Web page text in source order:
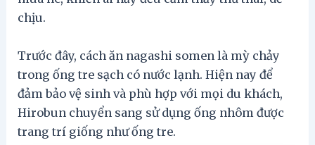
chịu.
Trước đây, cách ăn nagashi somen là mỳ chảy
trong ống tre sạch có nước lạnh. Hiện nay để
đảm bảo vệ sinh và phù hợp với mọi du khách,
Hirobun chuyển sang sử dụng ống nhôm được
trang trí giống như ống tre.